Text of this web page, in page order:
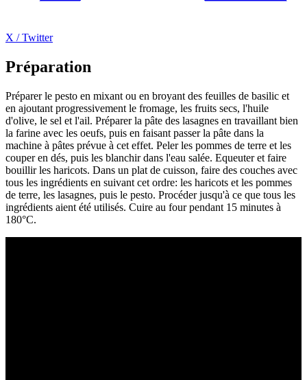
X / Twitter
Préparation
Préparer le pesto en mixant ou en broyant des feuilles de basilic et
en ajoutant progressivement le fromage, les fruits secs, l'huile
d'olive, le sel et l'ail. Préparer la pâte des lasagnes en travaillant bien
la farine avec les oeufs, puis en faisant passer la pâte dans la
machine à pâtes prévue à cet effet. Peler les pommes de terre et les
couper en dés, puis les blanchir dans l'eau salée. Equeuter et faire
bouillir les haricots. Dans un plat de cuisson, faire des couches avec
tous les ingrédients en suivant cet ordre: les haricots et les pommes
de terre, les lasagnes, puis le pesto. Procéder jusqu'à ce que tous les
ingrédients aient été utilisés. Cuire au four pendant 15 minutes à
180°C.